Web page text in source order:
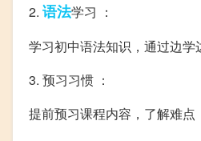
2. 语法学习 ：
学习初中语法知识，通过边学
3. 预习习惯 ：
提前预习课程内容，了解难点